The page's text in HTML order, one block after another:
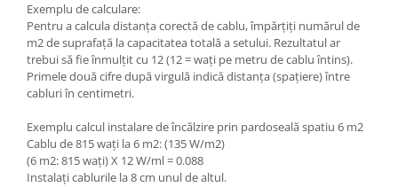
Exemplu de calculare:
Pentru a calcula distanța corectă de cablu, împărțiți numărul de
m2 de suprafață la capacitatea totală a setului. Rezultatul ar
trebui să fie înmulțit cu 12 (12 = wați pe metru de cablu întins).
Primele două cifre după virgulă indică distanța (spațiere) între
cabluri în centimetri.
Exemplu calcul instalare de încălzire prin pardoseală spatiu 6 m2
Cablu de 815 waţi la 6 m2: (135 W/m2)
(6 m2: 815 wați) X 12 W/ml = 0.088
Instalaţi cablurile la 8 cm unul de altul.